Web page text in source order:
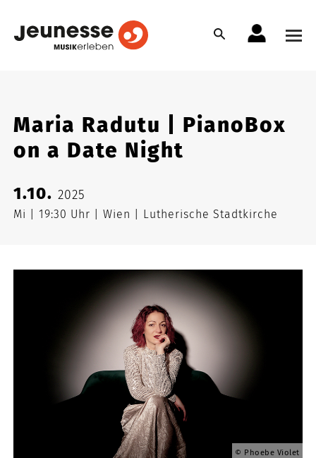
Maria Radutu | PianoBox
on a Date Night
1.10.2025
Mi 19:30 Uhr Wien Lutherische Stadtkirche
Phoebe Violet